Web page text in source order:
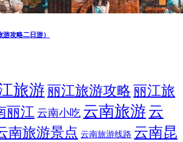
攻略二日游）
旅游 丽江旅游攻略 丽江旅
丽江 云南小吃 云南旅游 云
南旅游景点 云南旅游线路 云南昆